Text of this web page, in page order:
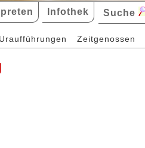
Infothek Suche
Uraufführungen Zeitgenossen